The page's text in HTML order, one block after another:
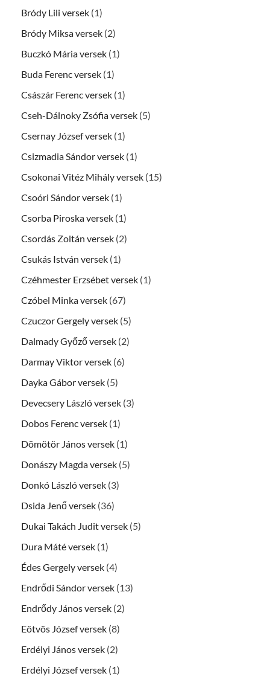
Bródy Lili versek (1)
Bródy Miksa versek (2)
Buczkó Mária versek (1)
Buda Ferenc versek (1)
Császár Ferenc versek (1)
Cseh-Dálnoky Zsófia versek (5)
Csernay József versek (1)
Csizmadia Sándor versek (1)
Csokonai Vitéz Mihály versek (15)
Csoóri Sándor versek (1)
Csorba Piroska versek (1)
Csordás Zoltán versek (2)
Csukás István versek (1)
Czéhmester Erzsébet versek (1)
Czóbel Minka versek (67)
Czuczor Gergely versek (5)
Dalmady Győző versek (2)
Darmay Viktor versek (6)
Dayka Gábor versek (5)
Devecsery László versek (3)
Dobos Ferenc versek (1)
Dömötör János versek (1)
Donászy Magda versek (5)
Donkó László versek (3)
Dsida Jenő versek (36)
Dukai Takách Judit versek (5)
Dura Máté versek (1)
Édes Gergely versek (4)
Endrődi Sándor versek (13)
Endrődy János versek (2)
Eötvös József versek (8)
Erdélyi János versek (2)
Erdélyi József versek (1)